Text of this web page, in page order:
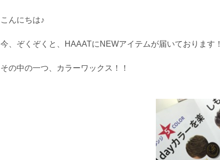
こんにちは♪
今、ぞくぞくと、HAAATにNEWアイテムが届いております！
その中の一つ、カラーワックス！！